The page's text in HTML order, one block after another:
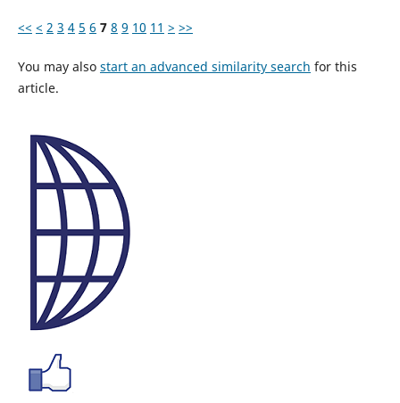
<< < 2 3 4 5 6 7 8 9 10 11 > >>
You may also start an advanced similarity search for this
article.